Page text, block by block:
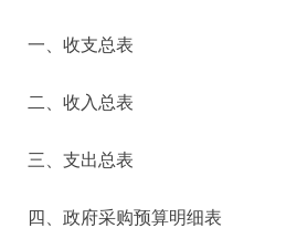
一、收支总表
二、收入总表
三、支出总表
四、政府采购预算明细表